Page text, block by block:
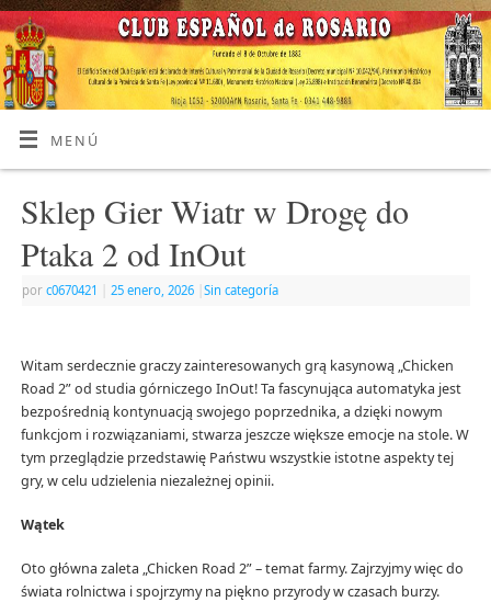
MENÚ
Sklep Gier Wiatr w Drogę do
Ptaka 2 od InOut
por c0670421 25 enero, 2026 Sin categoría
Witam serdecznie graczy zainteresowanych grą kasynową „Chicken
Road 2” od studia górniczego InOut! Ta fascynująca automatyka jest
bezpośrednią kontynuacją swojego poprzednika, a dzięki nowym
funkcjom i rozwiązaniami, stwarza jeszcze większe emocje na stole. W
tym przeglądzie przedstawię Państwu wszystkie istotne aspekty tej
gry, w celu udzielenia niezależnej opinii.
Wątek
Oto główna zaleta „Chicken Road 2” – temat farmy. Zajrzyjmy więc do
świata rolnictwa i spojrzymy na piękno przyrody w czasach burzy.